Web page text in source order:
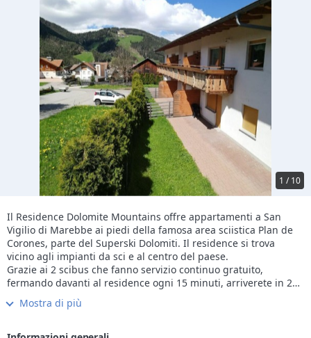
1 / 10
Il Residence Dolomite Mountains offre appartamenti a San
Vigilio di Marebbe ai piedi della famosa area sciistica Plan de
Corones, parte del Superski Dolomiti. Il residence si trova
vicino agli impianti da sci e al centro del paese.
Grazie ai 2 scibus che fanno servizio continuo gratuito,
fermando davanti al residence ogni 15 minuti, arriverete in 2
minuti alla partenza degli impianti. Nella struttura potrete
trovare una stanza per gli scarponi da sci riscaldata,
distanza dal residence si trovano pizzeria, panettiere e
Mostra di più